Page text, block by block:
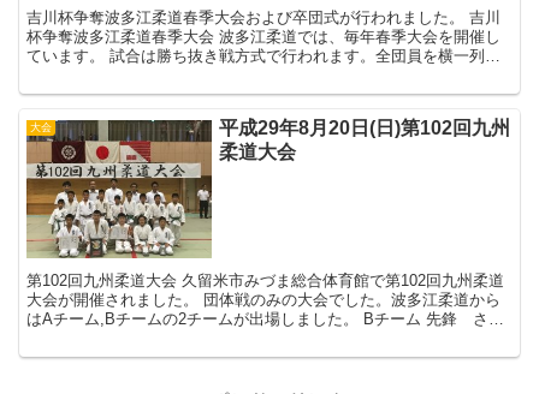
吉川杯争奪波多江柔道春季大会および卒団式が行われました。 吉川
杯争奪波多江柔道春季大会 波多江柔道では、毎年春季大会を開催し
ています。 試合は勝ち抜き戦方式で行われます。全団員を横一列に
大会
平成29年8月20日(日)第102回九州
柔道大会
第102回九州柔道大会 久留米市みづま総合体育館で第102回九州柔道
大会が開催されました。 団体戦のみの大会でした。波多江柔道から
はAチーム,Bチームの2チームが出場しました。 Bチーム 先鋒 さん